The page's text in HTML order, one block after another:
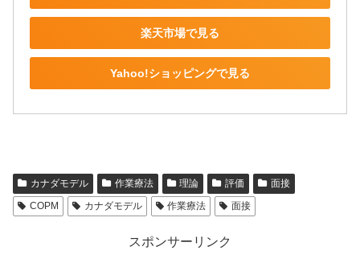
楽天市場で見る
Yahoo!ショッピングで見る
カナダモデル 作業療法 理論 評価
面接
COPM
カナダモデル 作業療法 面接
スポンサーリンク